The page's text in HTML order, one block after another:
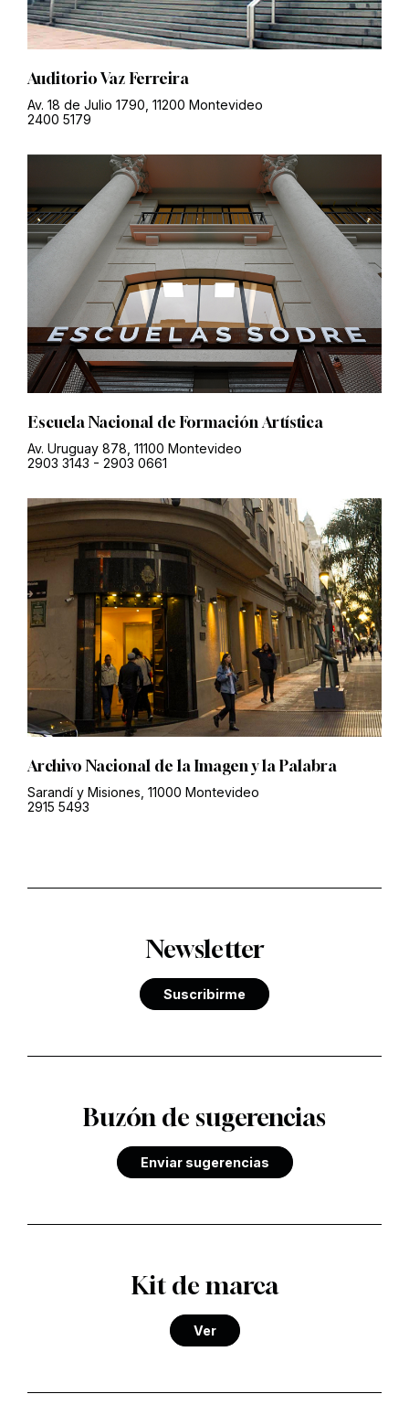
Auditorio Vaz Ferreira
Av. 18 de Julio 1790, 11200 Montevideo
2400 5179
Escuela Nacional de Formación Artística
Av. Uruguay 878, 11100 Montevideo
2903 3143 - 2903 0661
Archivo Nacional de la Imagen y la Palabra
Sarandí y Misiones, 11000 Montevideo
2915 5493
Newsletter
Suscribirme
Buzón de sugerencias
Enviar sugerencias
Kit de marca
Ver